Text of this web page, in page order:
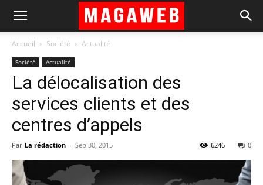
Accueil Société Actualité
Société Actualité
La délocalisation des
services clients et des
centres d’appels
Par La rédaction - Sep 30, 2015 0
6246